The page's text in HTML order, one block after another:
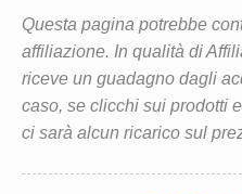
Questa pagina potrebbe
affiliazione. In qualità di
riceve un guadagno dagli
caso, se clicchi sui prodotti
ci sarà alcun ricarico sul